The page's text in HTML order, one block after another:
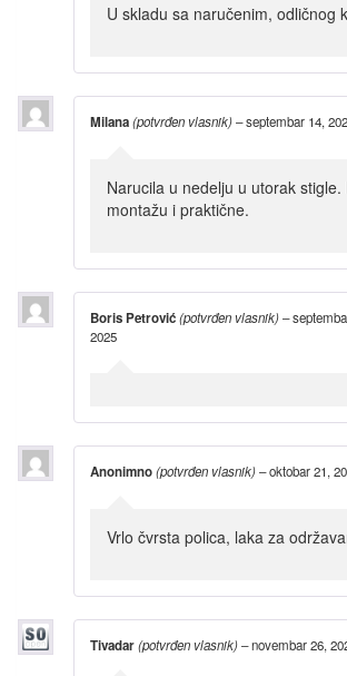
U skladu sa naručenim, odličnog
Milana(potvrđen vlasnik)–septembar 14,
Narucila u nedelju u utorak stigle.
montažu i praktične.
Boris Petrović(potvrđen vlasnik)–
2025
Anonimno(potvrđen vlasnik)–oktobar 21,
Vrlo čvrsta polica, laka za
Tivadar(potvrđen vlasnik)–novembar 26,